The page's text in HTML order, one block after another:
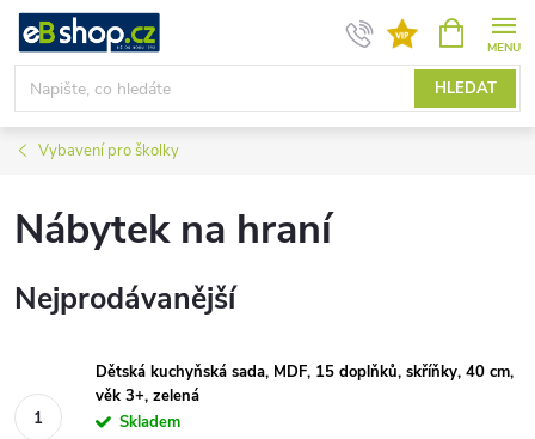
Přejít
obsah
HLEDAT
NÁKUPNÍ
KOŠÍK
Vybavení pro školky
Nábytek na hraní
Nejprodávanější
Dětská kuchyňská sada, MDF, 15 doplňků, skříňky, 40 cm,
věk 3+, zelená
Skladem